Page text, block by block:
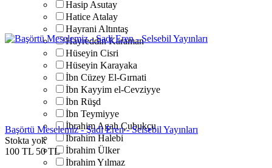
Hasip Asutay
Hatice Atalay
Hayrani Altıntaş
Hayreddin Karaman
Hüseyin Cisri
Hüseyin Karayaka
İbn Cüzey El-Gırnati
İbn Kayyim el-Cevziyye
İbn Rüşd
İbn Teymiyye
İbrahim Agah Çubukçu
İbrahim Halebi
İbrahim Ülker
İbrahim Yılmaz
Başörtü Meselemiz - Şadi Eren - Selsebil Yayınları
Stokta yok
100 TL 50 TL